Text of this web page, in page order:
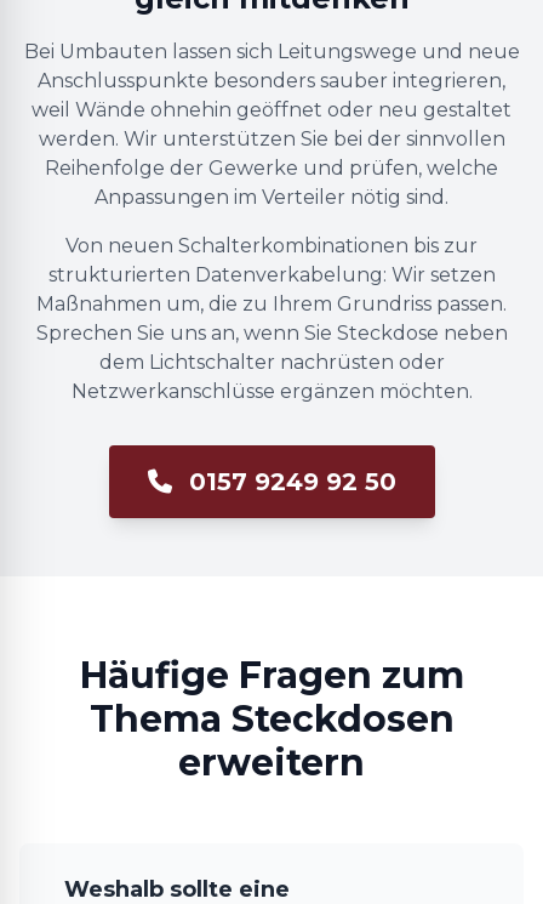
Bei Umbauten lassen sich Leitungswege und neue
Anschlusspunkte besonders sauber integrieren,
weil Wände ohnehin geöffnet oder neu gestaltet
werden. Wir unterstützen Sie bei der sinnvollen
Reihenfolge der Gewerke und prüfen, welche
Anpassungen im Verteiler nötig sind.
Von neuen Schalterkombinationen bis zur
strukturierten Datenverkabelung: Wir setzen
Maßnahmen um, die zu Ihrem Grundriss passen.
Sprechen Sie uns an, wenn Sie Steckdose neben
dem Lichtschalter nachrüsten oder
Netzwerkanschlüsse ergänzen möchten.
0157 9249 92 50
Häufige Fragen zum
Thema Steckdosen
erweitern
Weshalb sollte eine